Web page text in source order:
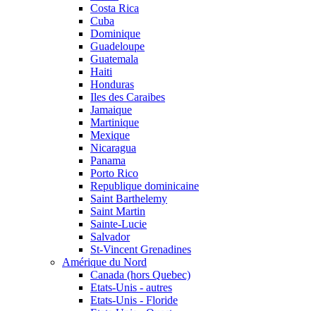
Costa Rica
Cuba
Dominique
Guadeloupe
Guatemala
Haiti
Honduras
Iles des Caraibes
Jamaique
Martinique
Mexique
Nicaragua
Panama
Porto Rico
Republique dominicaine
Saint Barthelemy
Saint Martin
Sainte-Lucie
Salvador
St-Vincent Grenadines
Amérique du Nord
Canada (hors Quebec)
Etats-Unis - autres
Etats-Unis - Floride